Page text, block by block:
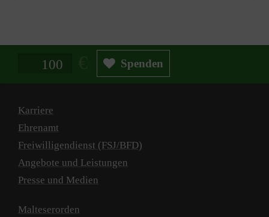
Spendenbetrag in Euro Spenden
Karriere
Ehrenamt
Freiwilligendienst (FSJ/BFD)
Angebote und Leistungen
Presse und Medien
Malteserorden